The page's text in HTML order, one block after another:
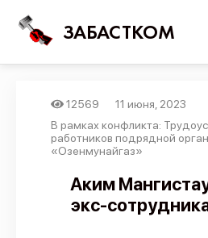
ЗАБАСТКОМ
Войти
Новости
Карта
12569
11 июня, 2023
В рамках конфликта:
работников подрядной
«Озенмунайгаз»
Аким
экс-